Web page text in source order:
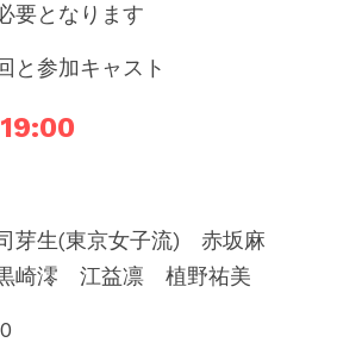
要となります
と参加キャスト
芽生(東京女子流)　赤坂麻
崎澪　江益凛　植野祐美